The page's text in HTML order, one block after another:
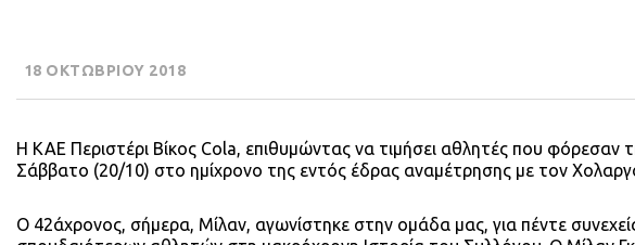
18 ΟΚΤΩΒΡΙΟΥ 2018
Η ΚΑΕ Περιστέρι Βίκος Cola, επιθυμώντας να τιμήσει αθλητές που φόρεσαν
Σάββατο (20/10) στο ημίχρονο της εντός έδρας αναμέτρησης με τον
Ο 42άχρονος, σήμερα, Μίλαν, αγωνίστηκε στην ομάδα μας, για πέντε